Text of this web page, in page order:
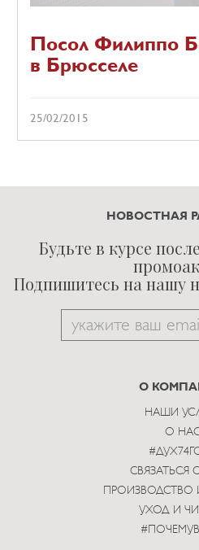
Посол Филиппо
в Брюсселе
25/02/2015
НОВОСТНАЯ
Будьте в курсе
Подпишитесь на нашу
Email
subscribe
О
НАШИ
О
СВЯЗАТЬСЯ
ПРОИЗВОДСТВО
УХОД И